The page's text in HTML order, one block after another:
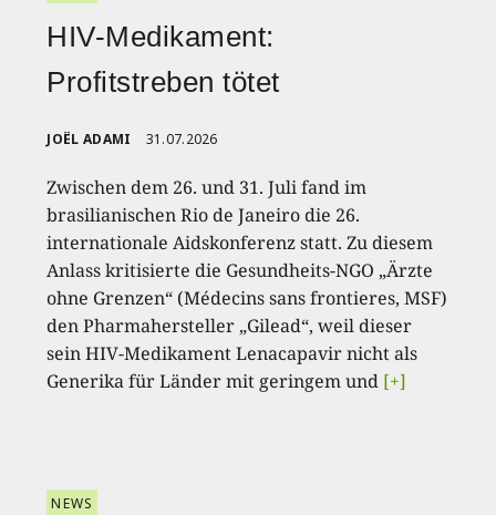
HIV-Medikament:
Profitstreben tötet
JOËL ADAMI 31.07.2026
Zwischen dem 26. und 31. Juli fand im
brasilianischen Rio de Janeiro die 26.
internationale Aidskonferenz statt. Zu diesem
Anlass kritisierte die Gesundheits-NGO „Ärzte
ohne Grenzen“ (Médecins sans frontieres, MSF)
den Pharmahersteller „Gilead“, weil dieser
sein HIV-Medikament Lenacapavir nicht als
Generika für Länder mit geringem und [+]
NEWS